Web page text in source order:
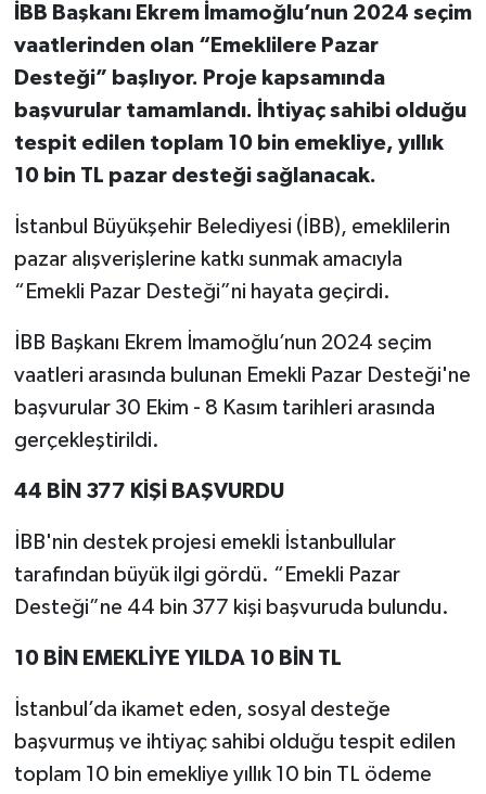
İBB Başkanı Ekrem İmamoğlu’nun 2024 seçim
vaatlerinden olan “Emeklilere Pazar
Desteği” başlıyor. Proje kapsamında
başvurular tamamlandı. İhtiyaç sahibi olduğu
tespit edilen toplam 10 bin emekliye, yıllık
10 bin TL pazar desteği sağlanacak.
İstanbul Büyükşehir Belediyesi (İBB), emeklilerin
pazar alışverişlerine katkı sunmak amacıyla
“Emekli Pazar Desteği”ni hayata geçirdi.
İBB Başkanı Ekrem İmamoğlu’nun 2024 seçim
vaatleri arasında bulunan Emekli Pazar Desteği'ne
başvurular 30 Ekim - 8 Kasım tarihleri arasında
gerçekleştirildi.
44 BİN 377 KİŞİ BAŞVURDU
İBB'nin destek projesi emekli İstanbullular
tarafından büyük ilgi gördü. “Emekli Pazar
Desteği”ne 44 bin 377 kişi başvuruda bulundu.
10 BİN EMEKLİYE YILDA 10 BİN TL
İstanbul’da ikamet eden, sosyal desteğe
başvurmuş ve ihtiyaç sahibi olduğu tespit edilen
toplam 10 bin emekliye yıllık 10 bin TL ödeme